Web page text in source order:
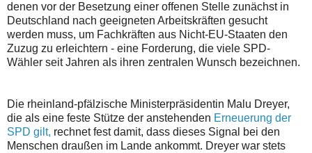
denen vor der Besetzung einer offenen Stelle zunächst in
Deutschland nach geeigneten Arbeitskräften gesucht
werden muss, um Fachkräften aus Nicht-EU-Staaten den
Zuzug zu erleichtern - eine Forderung, die viele SPD-
Wähler seit Jahren als ihren zentralen Wunsch bezeichnen.
Die rheinland-pfälzische Ministerpräsidentin Malu Dreyer,
die als eine feste Stütze der anstehenden Erneuerung der
SPD gilt, rechnet fest damit, dass dieses Signal bei den
Menschen draußen im Lande ankommt. Dreyer war stets